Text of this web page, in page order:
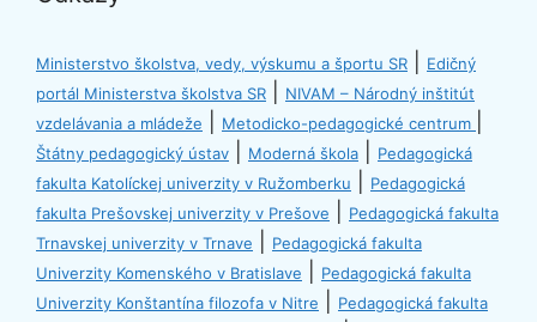
Ministerstvo školstva, vedy, výskumu a športu SR
Edičný
portál Ministerstva školstva SR
NIVAM – Národný inštitút
vzdelávania a mládeže
Metodicko-pedagogické centrum
Štátny pedagogický ústav Moderná škola
Pedagogická
fakulta Katolíckej univerzity v Ružomberku
Pedagogická
fakulta Prešovskej univerzity v Prešove
Pedagogická fakulta
Trnavskej univerzity v Trnave
Pedagogická fakulta
Univerzity Komenského v Bratislave
Pedagogická fakulta
Univerzity Konštantína filozofa v Nitre
Pedagogická fakulta